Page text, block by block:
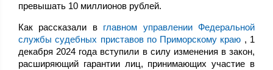
превышать 10 миллионов рублей.
Как рассказали в главном управлении Федеральной
службы судебных приставов по Приморскому краю , 1
декабря 2024 года вступили в силу изменения в закон,
расширяющий гарантии лиц, принимающих участие в